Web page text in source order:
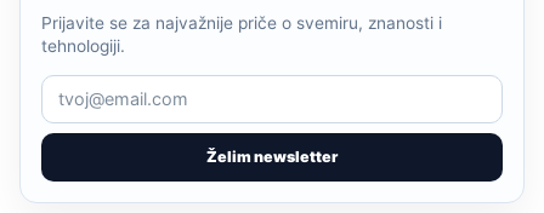
Želim newsletter
Prijavite se za najvažnije priče o svemiru, znanosti i
tehnologiji.